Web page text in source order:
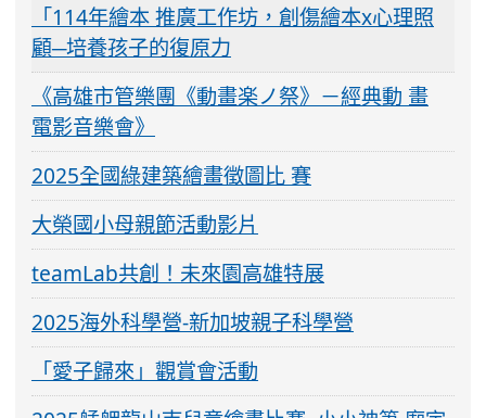
「114年繪本 推廣工作坊，創傷繪本x心理照
顧─培養孩子的復原力
《高雄市管樂團《動畫楽ノ祭》－經典動 畫
電影音樂會》
2025全國綠建築繪畫徵圖比 賽
大榮國小母親節活動影片
teamLab共創！未來園高雄特展
2025海外科學營-新加坡親子科學營
「愛子歸來」觀賞會活動